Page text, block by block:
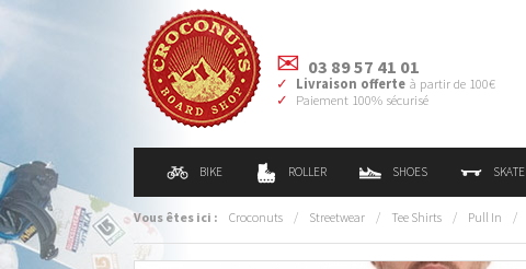
03 89 57 41 01
Livraison offerte à partir de 100€
Paiement 100% sécurisé
BIKE ROLLER SHOES SKATE
Vous êtes ici : Croconuts / Streetwear / Tee Shirts / Pull In /